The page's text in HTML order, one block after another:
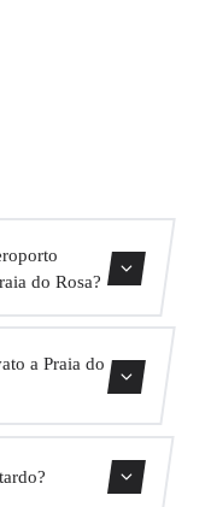
do Rosa?
a Praia do